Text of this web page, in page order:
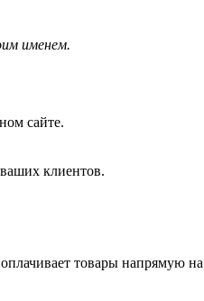
именем.
сайте.
клиентов.
товары напрямую